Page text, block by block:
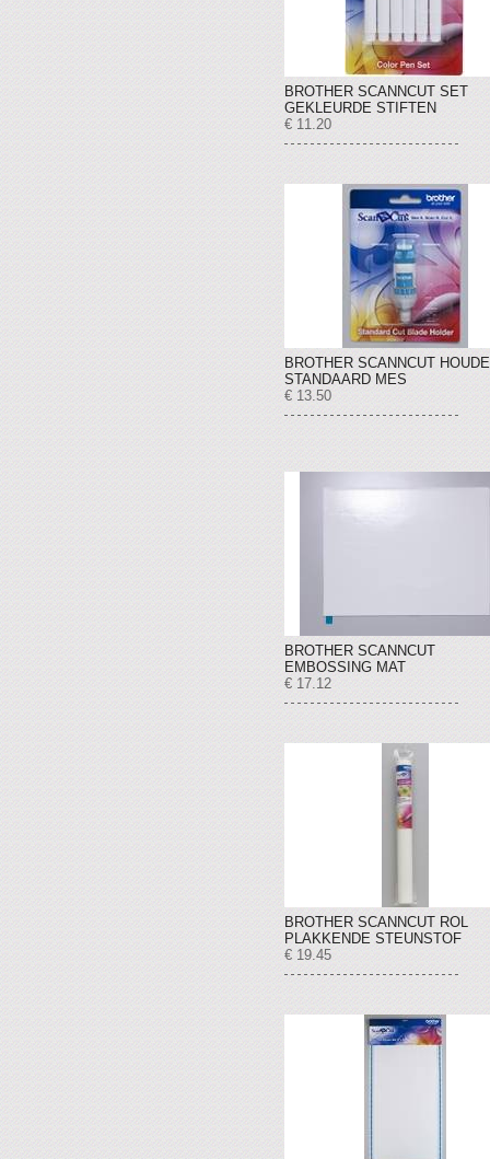
BROTHER SCANNCUT SET
GEKLEURDE STIFTEN
€ 11.20
BROTHER SCANNCUT
STANDAARD MES
€ 13.50
BROTHER SCANNCUT
EMBOSSING MAT
€ 17.12
BROTHER SCANNCUT ROL
PLAKKENDE STEUNSTOF
€ 19.45